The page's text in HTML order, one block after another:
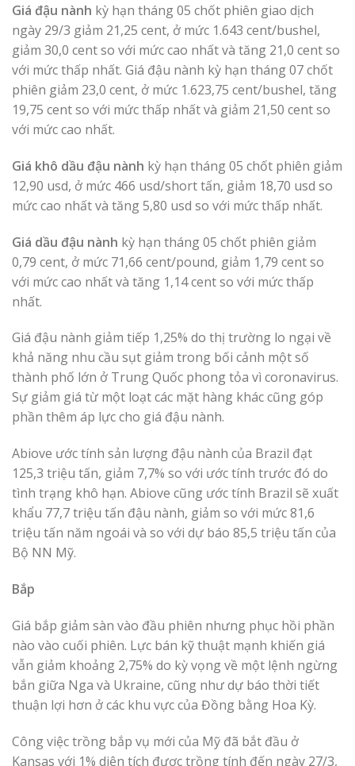
Giá đậu nành kỳ hạn tháng 05 chốt phiên giao dịch
ngày 29/3 giảm 21,25 cent, ở mức 1.643 cent/bushel,
giảm 30,0 cent so với mức cao nhất và tăng 21,0 cent so
với mức thấp nhất. Giá đậu nành kỳ hạn tháng 07 chốt
phiên giảm 23,0 cent, ở mức 1.623,75 cent/bushel, tăng
19,75 cent so với mức thấp nhất và giảm 21,50 cent so
với mức cao nhất.
Giá khô dầu đậu nành kỳ hạn tháng 05 chốt phiên giảm
12,90 usd, ở mức 466 usd/short tấn, giảm 18,70 usd so
mức cao nhất và tăng 5,80 usd so với mức thấp nhất.
Giá dầu đậu nành kỳ hạn tháng 05 chốt phiên giảm
0,79 cent, ở mức 71,66 cent/pound, giảm 1,79 cent so
với mức cao nhất và tăng 1,14 cent so với mức thấp
nhất.
Giá đậu nành giảm tiếp 1,25% do thị trường lo ngại về
khả năng nhu cầu sụt giảm trong bối cảnh một số
thành phố lớn ở Trung Quốc phong tỏa vì coronavirus.
Sự giảm giá từ một loạt các mặt hàng khác cũng góp
phần thêm áp lực cho giá đậu nành.
Abiove ước tính sản lượng đậu nành của Brazil đạt
125,3 triệu tấn, giảm 7,7% so với ước tính trước đó do
tình trạng khô hạn. Abiove cũng ước tính Brazil sẽ xuất
khẩu 77,7 triệu tấn đậu nành, giảm so với mức 81,6
triệu tấn năm ngoái và so với dự báo 85,5 triệu tấn của
Bộ NN Mỹ.
Bắp
Giá bắp giảm sàn vào đầu phiên nhưng phục hồi phần
nào vào cuối phiên. Lực bán kỹ thuật mạnh khiến giá
vẫn giảm khoảng 2,75% do kỳ vọng về một lệnh ngừng
bắn giữa Nga và Ukraine, cũng như dự báo thời tiết
thuận lợi hơn ở các khu vực của Đồng bằng Hoa Kỳ.
Công việc trồng bắp vụ mới của Mỹ đã bắt đầu ở
Kansas với 1% diện tích được trồng tính đến ngày 27/3,